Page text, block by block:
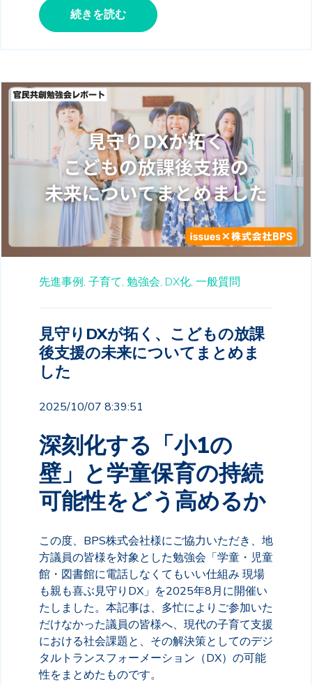
続きを読む
先進事例, 子育て, 勉強会, DX化, 一般質問
見守りDXが拓く、こどもの放課
後支援の未来についてまとめま
した
2025/10/07 8:39:51
深刻化する「小1の
壁」と学童保育の持続
可能性をどう高めるか
この度、BPS株式会社様にご協力いただき、地
方議員の皆様を対象とした勉強会「学童・児童
館・図書館に電話しなくてもいい仕組み 現場
も親も喜ぶ見守りDX」を2025年8月に開催い
たしました。本記事は、多忙によりご参加いた
だけなかった議員の皆様へ、現代の子育て支援
における社会課題と、その解決策としてのデジ
タルトランスフォーメーション（DX）の可能
性をまとめたものです。